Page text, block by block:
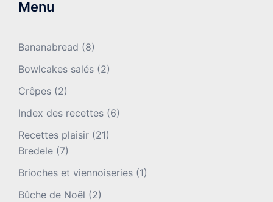
Menu
Bananabread (8)
Bowlcakes salés (2)
Crêpes (2)
Index des recettes (6)
Recettes plaisir (21)
Bredele (7)
Brioches et viennoiseries (1)
Bûche de Noël (2)